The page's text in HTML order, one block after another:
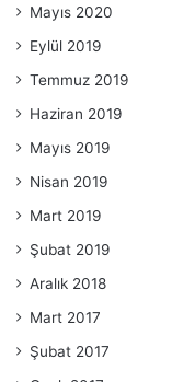
Mayıs 2020
Eylül 2019
Temmuz 2019
Haziran 2019
Mayıs 2019
Nisan 2019
Mart 2019
Şubat 2019
Aralık 2018
Mart 2017
Şubat 2017